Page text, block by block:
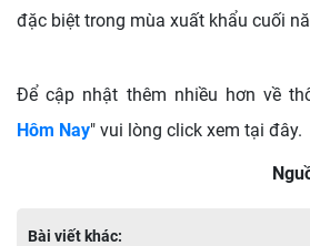
đặc biệt trong mùa xuất khẩu cuối
Để cập nhật thêm nhiều hơn về
Hôm Nay" vui lòng click xem tại đây.
Bài viết khác: